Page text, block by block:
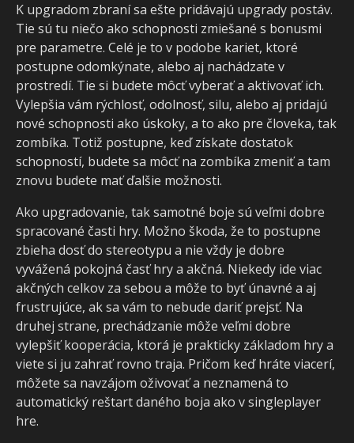
K upgradom zbraní sa ešte pridávajú upgrady postáv.
Tie sú tu niečo ako schopnosti zmiešané s bonusmi
pre parametre. Celé je to v podobe kariet, ktoré
postupne odomkýnate, alebo aj nachádzate v
prostredí. Tie si budete môcť vyberať a aktivovať ich.
Vylepšia vám rýchlosť, odolnosť, silu, alebo aj pridajú
nové schopnosti ako úskoky, a to ako pre človeka, tak
zombíka. Totiž postupne, keď získate dostatok
schopností, budete sa môcť na zombíka zmeniť a tam
znovu budete mať ďalšie možnosti.
Ako upgradovanie, tak samotné boje sú veľmi dobre
spracované časti hry. Možno škoda, že to postupne
zbieha dosť do stereotypu a nie vždy je dobre
vyvážená pokojná časť hry a akčná. Niekedy ide viac
akčných celkov za sebou a môže to byť únavné a aj
frustrujúce, ak sa vám to nebude dariť prejsť. Na
druhej strane, prechádzanie môže veľmi dobre
vylepšiť kooperácia, ktorá je prakticky základom hry a
viete si ju zahrať rovno traja. Pričom keď hráte viacerí,
môžete sa navzájom oživovať a neznamená to
automatický reštart daného boja ako v singleplayer
hre.